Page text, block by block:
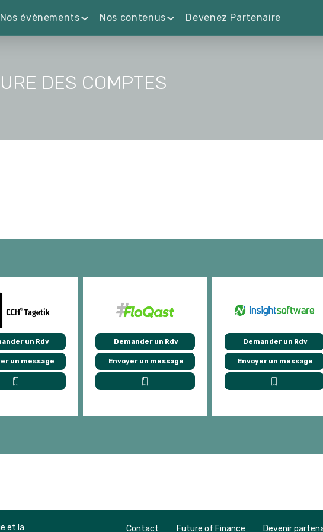
Nos évènements Nos contenus Devenez Partenaire
DES COMPTES
un Rdv
un message
Demander un Rdv
Envoyer un message
Demander un Rdv
Envoyer un message
et la Contact Future of Finance Devenir